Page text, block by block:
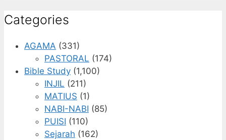
Categories
AGAMA (331)
PASTORAL (174)
Bible Study (1,100)
INJIL (211)
MATIUS (1)
NABI-NABI (85)
PUISI (110)
Sejarah (162)